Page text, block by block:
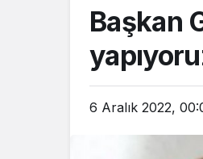
Başkan
6 Aralık 2022,